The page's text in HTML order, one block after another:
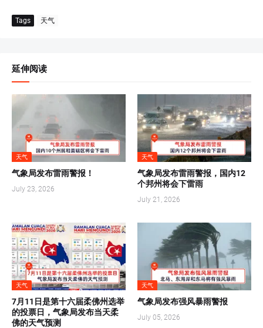
Tags 天气
延伸阅读
天气
气象局发布雷雨警报！
July 23, 2026
天气
气象局发布雷雨警报，国内12
个邦州将会下雷雨
July 21, 2026
天气
7月11日是第十六届柔佛州选举
的投票日，气象局发布当天柔
佛的天气预测
天气
气象局发布强风暴雨警报
July 05, 2026